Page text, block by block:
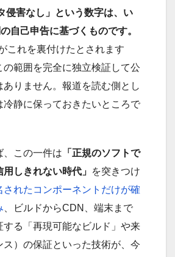
侵害なし」という数字は、い
自己申告に基づくものです。
これを裏付けたとされます
の範囲を完全に独立検証して公
ありません。報道を読む側とし
冷静に保っておきたいところで
、この一件は 「正規のソフトで
しきれない時代」 を突きつけ
されたコンポーネントだけが確
、ビルドからCDN、端末まで
する「再現可能なビルド」や来
ス）の保証といった技術が、今